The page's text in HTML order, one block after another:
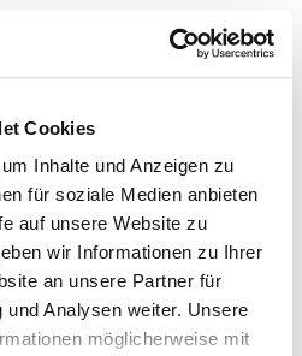
Cookies
Inhalte und Anzeigen zu
für soziale Medien anbieten
auf unsere Website zu
wir Informationen zu Ihrer
an unsere Partner für
Analysen weiter. Unsere
möglicherweise mit